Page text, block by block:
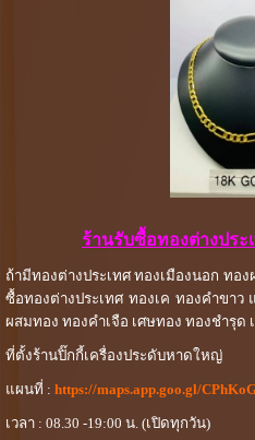
ร้านรับซื้อทองต่างปร
ถ้ามีทองต่างประเทศ ทองเมืองนอก ทอ
ซื้อทองต่างประเทศ ทองเค ทองคำขา
ผสมทอง ทองคำเจือ เศษทอง ทองชำรุด
ที่ตั้งร้านปิ๊กกี้เครื่องประดับหาดใหญ่
แผนที่ : https://maps.app.goo.gl/
เวลา : 08.30 -19:00 น. (เปิดทุกวัน)